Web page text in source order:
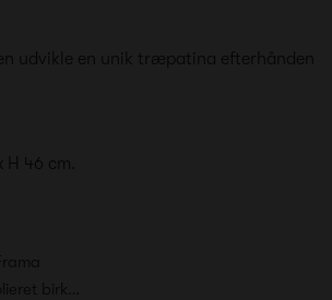
udvikle en unik træpatina efterhånden
H 46 cm.
birk…